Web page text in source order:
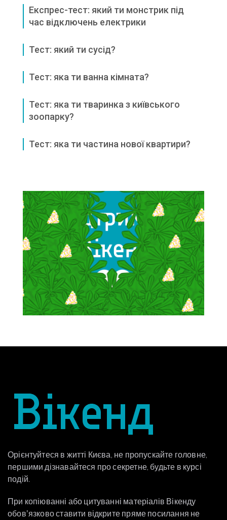
Експрес-тест: який ти монстрик під
час відключень електрики
Тест: який ти сусід?
Тест: яка ти ванна кімната?
Тест: яка ти тваринка з київського
зоопарку?
Тест: яка ти частина нової квартири?
Орієнтуйтеся в житті Києва, не пропускайте головне,
першими дізнавайтеся про секретне, будьте в курсі
подій.
При копіюванні або цитуванні матеріалів Вікенду
обовʼязково ставити відкрите пряме посилання не